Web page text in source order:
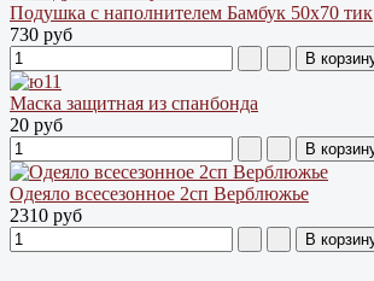
Подушка с наполнителем Бамбук 50х70 тик
730 руб
Маска защитная из спанбонда
20 руб
Одеяло всесезонное 2сп Верблюжье
2310 руб